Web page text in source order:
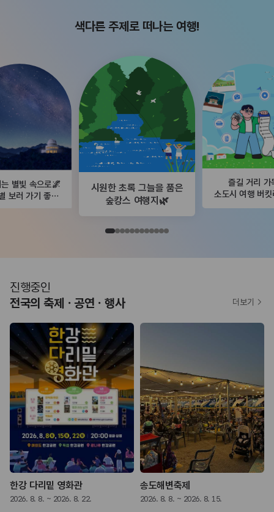
색다른 주제로 떠나는 여행!
별빛 속으로🌌
보러 가기 좋은
시원한 초록 그늘을 품은
숲캉스 여행지🌿
즐길 거리 가
소도시 여행 버킷
진행중인
전국의 축제ㆍ공연ㆍ행사
한강 다리밑 영화관
2026. 8. 8. ~ 2026. 8. 22.
송도해변축제
2026. 8. 8. ~ 2026. 8. 15.
더보기